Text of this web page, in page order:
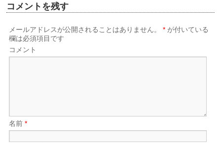
コメントを残す
メールアドレスが公開されることはありません。 * が付いている
欄は必須項目です
コメント
名前*